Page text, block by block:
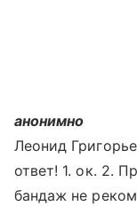
анонимно
Леонид
ответ! 1. ок. 2.
бандаж не